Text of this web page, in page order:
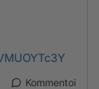
Kommentoi